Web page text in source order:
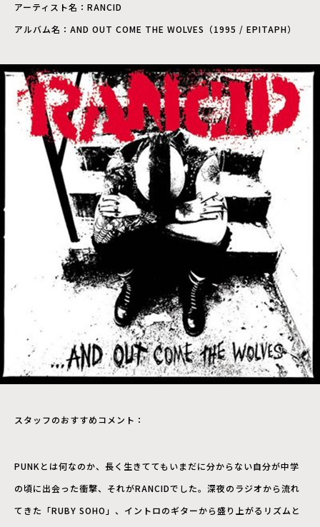
アーティスト名：RANCID
アルバム名：AND OUT COME THE WOLVES（1995 / EPITAPH）
スタッフのおすすめコメント：
PUNKとは何なのか、長く生きててもいまだに分からない自分が中学
の頃に出会った衝撃、それがRANCIDでした。深夜のラジオから流れ
てきた「RUBY SOHO」、イントロのギターから盛り上がるリズムと